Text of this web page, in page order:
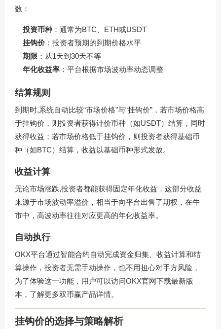
数：
投资币种 ：通常为BTC、ETH或USDT
挂钩价 ：投资者预期的到期价格水平
期限 ：从1天到30天不等
年化收益率 ：平台根据市场波动率动态调整
结算规则
到期时,系统自动比较“市场价格”与“挂钩价”，若市场价格高
于挂钩价，则投资者获得计价币种（如USDT）结算，同时
获得收益；若市场价格低于挂钩价，则投资者获得基础币
种（如BTC）结算，收益以基础币种形式发放。
收益计算
无论市场涨跌,投资者都能获得固定年化收益，这部分收益
来源于市场波动率溢价，相当于向平台出售了期权，在牛
市中，高波动率往往对应更高的年化收益率。
自动执行
OKX平台通过智能合约自动完成资金归集、收益计算和结
算操作，投资者无需手动操作，也不用担心对手方风险，
为了体验这一功能，用户可以访问OKX官网下载最新版
本，了解更多双币赢产品详情。
挂钩价的选择与策略解析